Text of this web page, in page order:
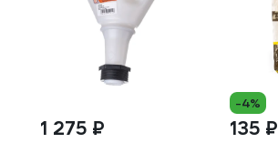
1 275 ₽
-4%
135 ₽